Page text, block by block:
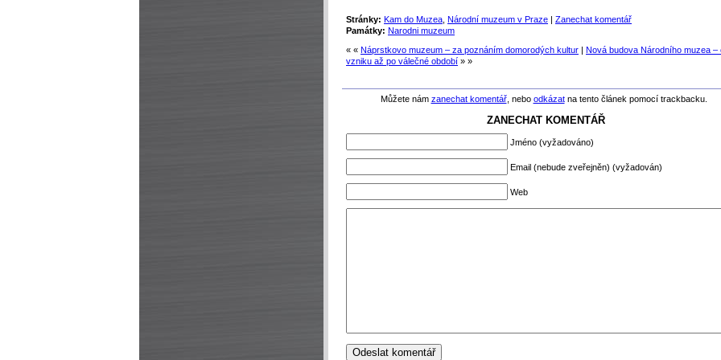
Stránky: Kam do Muzea Národní muzeum v Praze | Zanechat komentář
Památky: Narodni muzeum
« « Náprstkovo muzeum – za poznáním domorodých kultur | Nová budova Národního muzea –
vzniku až po válečné období » »
Můžete nám zanechat komentář, nebo odkázatna tento článek pomocí trackbacku.
ZANECHAT KOMENTÁŘ
Jméno (vyžadováno)
Email (nebude zveřejněn) (vyžadován)
Web